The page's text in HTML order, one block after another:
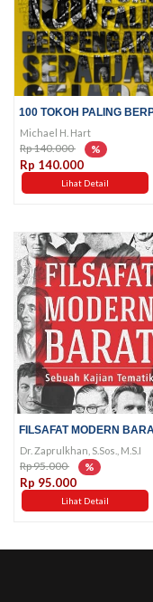
Michael H. Hart
Rp 140.000 %
Rp 140.000
Lihat Detail
FILSAFAT MODERN
Dr. Zaprulkhan, S.Sos., M.S.I
Rp 95.000 %
Rp 95.000
Lihat Detail